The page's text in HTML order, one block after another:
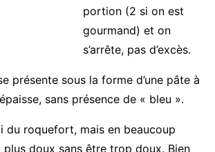
portion (2 si on est
gourmand) et on
s’arrête, pas d’excès.
présente sous la forme d’une pâte à
sans présence de « bleu ».
du roquefort, mais en beaucoup
plus doux sans être trop doux. Bien